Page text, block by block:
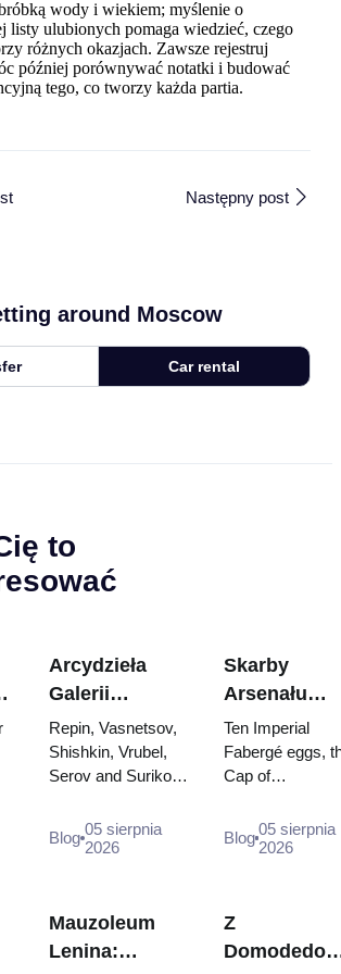
wody i wiekiem; myślenie o
listy ulubionych pomaga wiedzieć, czego
różnych okazjach. Zawsze rejestruj
później porównywać notatki i budować
tego, co tworzy każda partia.
Następny post
around Moscow
Car rental
to
Arcydzieła
Galerii
Tretiakowskiej:
Obrazy, dla
których warto
wizytę
Repin, Vasnetsov,
Shishkin, Vrubel,
Serov and Surikov
stop people, where
they hang, and why
Blog 05 sierpnia
2026
Skarby
Arsenału
Kremla:
Fabergé,
trony i szaty
Ten Imperial
Fabergé eggs,
Cap of
double throne of
two boy tsars
Catherine...
Blog05 sierpnia
2026
Mauzoleum
Lenina:
Z